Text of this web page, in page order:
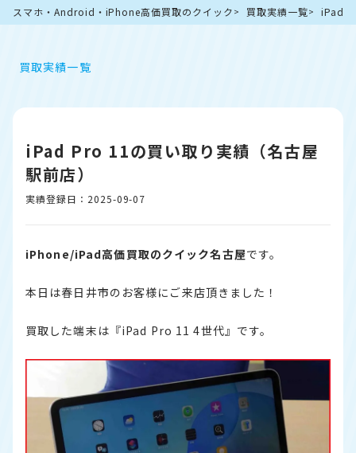
スマホ・Android・iPhone高価買取のクイック 買取実績一覧 iPad
買取実績一覧
iPad Pro 11の買い取り実績（名古屋
駅前店）
実績登録日：2025-09-07
iPhone/iPad高価買取のクイック名古屋です。
本日は春日井市のお客様にご来店頂きました！
買取した端末は『iPad Pro 11 4世代』です。